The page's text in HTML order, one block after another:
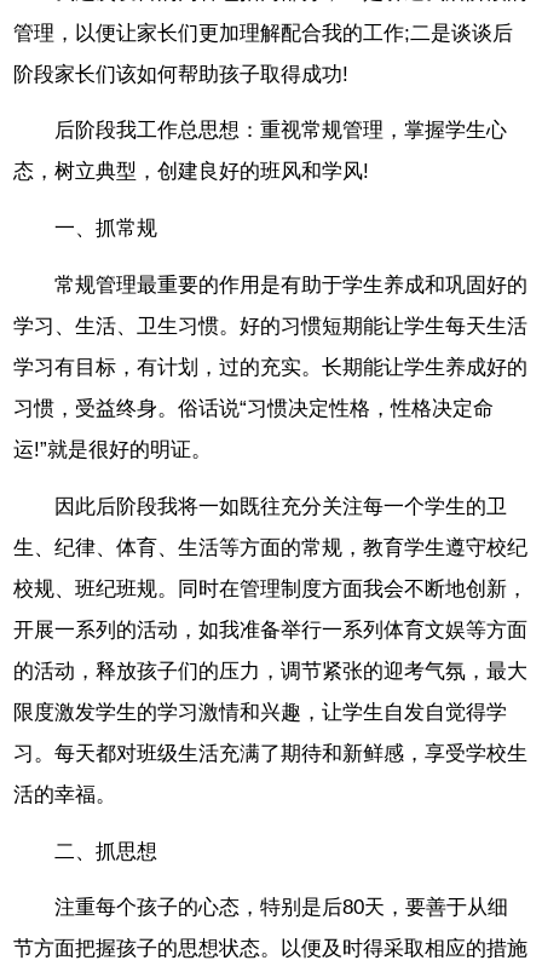
管理，以便让家长们更加理解配合我的工作;二是谈谈后
阶段家长们该如何帮助孩子取得成功!
后阶段我工作总思想：重视常规管理，掌握学生心
态，树立典型，创建良好的班风和学风!
一、抓常规
常规管理最重要的作用是有助于学生养成和巩固好的
学习、生活、卫生习惯。好的习惯短期能让学生每天生活
学习有目标，有计划，过的充实。长期能让学生养成好的
习惯，受益终身。俗话说“习惯决定性格，性格决定命
运!”就是很好的明证。
因此后阶段我将一如既往充分关注每一个学生的卫
生、纪律、体育、生活等方面的常规，教育学生遵守校纪
校规、班纪班规。同时在管理制度方面我会不断地创新，
开展一系列的活动，如我准备举行一系列体育文娱等方面
的活动，释放孩子们的压力，调节紧张的迎考气氛，最大
限度激发学生的学习激情和兴趣，让学生自发自觉得学
习。每天都对班级生活充满了期待和新鲜感，享受学校生
活的幸福。
二、抓思想
注重每个孩子的心态，特别是后80天，要善于从细
节方面把握孩子的思想状态。以便及时得采取相应的措施